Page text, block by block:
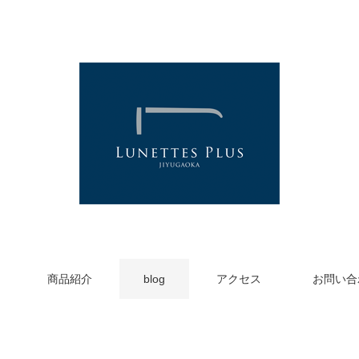
商品紹介 blog アクセス お問い